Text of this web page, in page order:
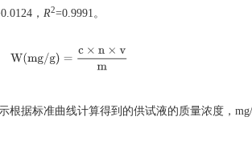
， R2=0.9991。
W (mg/g c× n× vm
根据标准曲线计算得到的供试液的质量浓度，